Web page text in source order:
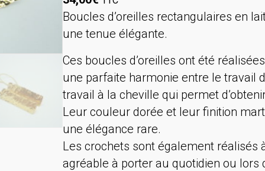
Boucles d’oreilles rectangulaires en
une tenue élégante.
Ces boucles d’oreilles ont été
une parfaite harmonie entre le travail
travail à la cheville qui permet
Leur couleur dorée et leur finition
une élégance rare.
Les crochets sont également réalisés
agréable à porter au quotidien ou lors